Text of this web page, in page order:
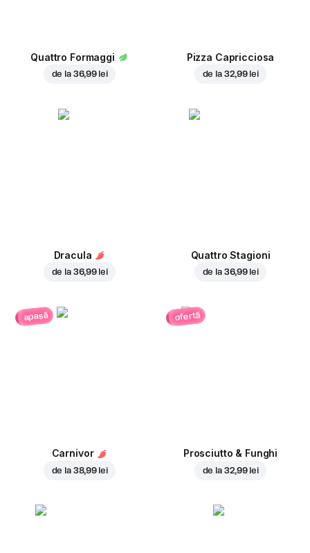
Quattro Formaggi
de la 36,99 lei
Pizza Capricciosa
de la 32,99 lei
Dracula
de la 36,99 lei
Quattro Stagioni
de la 36,99 lei
apasă
Carnivor
de la 38,99 lei
ofertă
Prosciutto & Funghi
de la 32,99 lei